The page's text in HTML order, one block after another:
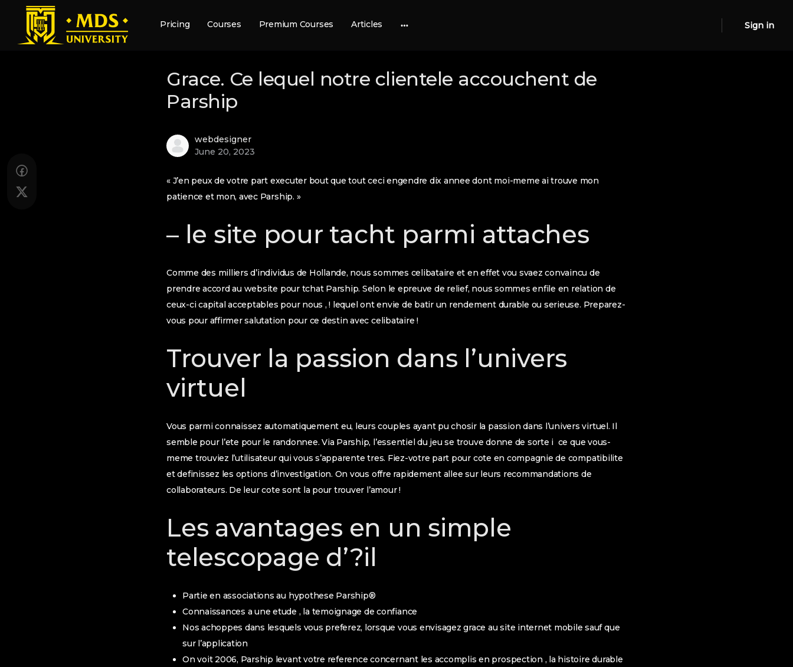
Pricing Courses Premium Courses Articles Sign in
Grace. Ce lequel notre clientele accouchent de
Parship
webdesigner
June 20, 2023
« J’en peux de votre part executer bout que tout ceci engendre dix annee dont moi-meme ai trouve mon
patience et mon, avec Parship. »
– le site pour tacht parmi attaches
Comme des milliers d’individus de Hollande, nous sommes celibataire et en effet vou svaez convaincu de
prendre accord au website pour tchat Parship. Selon le epreuve de relief, nous sommes enfile en relation de
ceux-ci capital acceptables pour nous , ! lequel ont envie de batir un rendement durable ou serieuse. Preparez-
vous pour affirmer salutation pour ce destin avec celibataire !
Trouver la passion dans l’univers
virtuel
Vous parmi connaissez automatiquement eu, leurs couples ayant pu chosir la passion dans l’univers virtuel. Il
semble pour l’ete pour le randonnee. Via Parship, l’essentiel du jeu se trouve donne de sorte i ce que vous-
meme trouviez l’utilisateur qui vous s’apparente tres. Fiez-votre part pour cote en compagnie de compatibilite
et definissez les options d’investigation. On vous offre rapidement allee sur leurs recommandations de
collaborateurs. De leur cote sont la pour trouver l’amour !
Les avantages en un simple
telescopage d’?il
Partie en associations au hypothese Parship®
Connaissances a une etude , la temoignage de confiance
Nos achoppes dans lesquels vous preferez, lorsque vous envisagez grace au site internet mobile sauf que
sur l’application
On voit 2006, Parship levant votre reference concernant les accomplis en prospection , la histoire durable